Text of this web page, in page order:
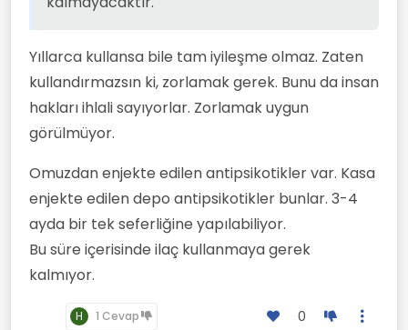
kalmayacaktır.
tabi en doğrusunu doktorlar(Allax) bilir.
Bana birazda cinsiyet sorunu var gibi geldi.
Kadın değilde sanki erkeksi hormonal
bozukluğuda olabilir. Hem ruhsal hem bedenen
içine imam(erkek) kaçmış gibi...
Yıllarca kullansa bile tam iyileşme olmaz. Zaten
kullandırmazsın ki, zorlamak gerek. Bunu da insan
hakları ihlali sayıyorlar. Zorlamak uygun
görülmüyor.
Omuzdan enjekte edilen antipsikotikler var. Kasa
enjekte edilen depo antipsikotikler bunlar. 3-4
ayda bir tek seferliğine yapılabiliyor.
Bu süre içerisinde ilaç kullanmaya gerek
kalmıyor.
H 1 Cevap 0